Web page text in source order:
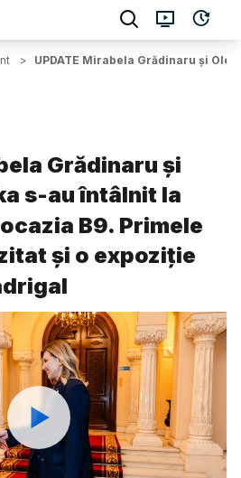
> UPDATE Mirabela Grădinaru și
Grădinaru și
s-au întâlnit la
B9. Primele
și o expoziție
Watch